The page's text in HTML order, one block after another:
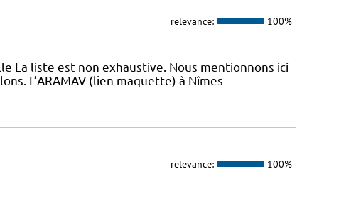
relevance: 100%
La liste est non exhaustive. Nous mentionnons ici
L’ARAMAV (lien maquette) à Nîmes
relevance: 100%